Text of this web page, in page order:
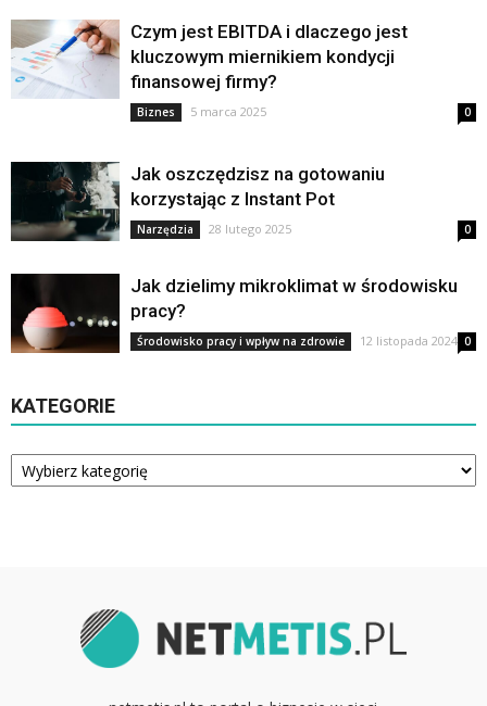
Czym jest EBITDA i dlaczego jest
kluczowym miernikiem kondycji
finansowej firmy?
Biznes 5 marca 2025 0
Jak oszczędzisz na gotowaniu
korzystając z Instant Pot
Narzędzia 28 lutego 2025 0
Jak dzielimy mikroklimat w środowisku
pracy?
Środowisko pracy i wpływ na zdrowie 12 listopada 2024 0
KATEGORIE
Kategorie